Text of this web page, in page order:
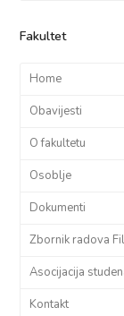
Fakultet
Home
Obavijesti
O fakultetu
Osoblje
Dokumenti
Zbornik radova
Asocijacija
Kontakt